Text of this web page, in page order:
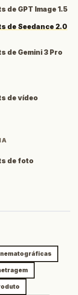
de GPT Image 1.5
de Seedance 2.0
de Gemini 3 Pro
de vídeo
de foto